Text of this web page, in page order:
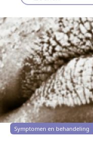
Symptomen en behandeling